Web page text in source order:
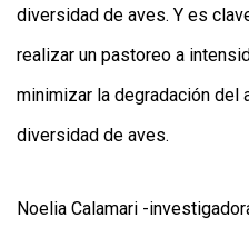
diversidad de aves. Y es
realizar un pastoreo a
minimizar la degradación del
diversidad de aves.
Noelia Calamari -